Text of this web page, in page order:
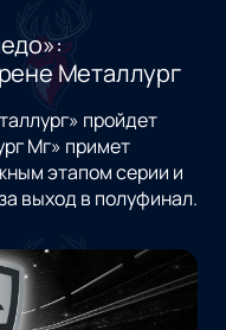
Металлург
пройдет
Мг» примет
этапом серии и
выход в полуфинал.